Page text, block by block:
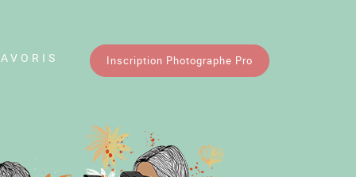
Inscription Photographe Pro